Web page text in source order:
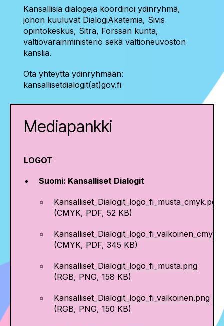
Kansallisia dialogeja koordinoi ydinryhmä,
johon kuuluvat DialogiAkatemia, Sivis
opintokeskus, Sitra, Forssan kunta,
valtiovarainministeriö sekä valtioneuvoston
kanslia.
Ota yhteyttä ydinryhmään:
kansallisetdialogit(at)gov.fi
Mediapankki
LOGOT
Suomi: Kansalliset Dialogit
Kansalliset_Dialogit_logo_fi_musta_cmyk.pdf
(CMYK, PDF, 52 KB)
(CMYK, PDF, 345 KB)
Kansalliset_Dialogit_logo_fi_musta.png
(RGB, PNG, 158 KB)
Kansalliset_Dialogit_logo_fi_valkoinen.png
(RGB, PNG, 150 KB)